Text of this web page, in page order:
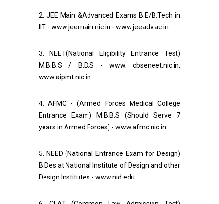
2. JEE Main &Advanced Exams B.E/B.Tech in
IIT - www.jeemain.nic.in - www.jeeadv.ac.in
3. NEET(National Eligibility Entrance Test)
M.B.B.S / B.D.S - www. cbseneet.nic.in,
www.aipmt.nic.in
4. AFMC - (Armed Forces Medical College
Entrance Exam) M.B.B.S (Should Serve 7
years in Armed Forces) - www.afmc.nic.in
5. NEED (National Entrance Exam for Design)
B.Des at National Institute of Design and other
Design Institutes - www.nid.edu